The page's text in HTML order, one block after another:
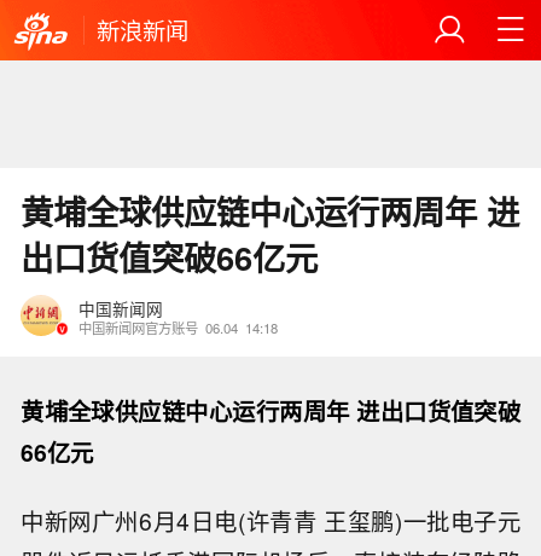
新浪新闻
黄埔全球供应链中心运行两周年 进
出口货值突破66亿元
中国新闻网
中国新闻网官方账号 06.04 14:18
黄埔全球供应链中心运行两周年 进出口货值突破
66亿元
中新网广州6月4日电(许青青 王玺鹏)一批电子元